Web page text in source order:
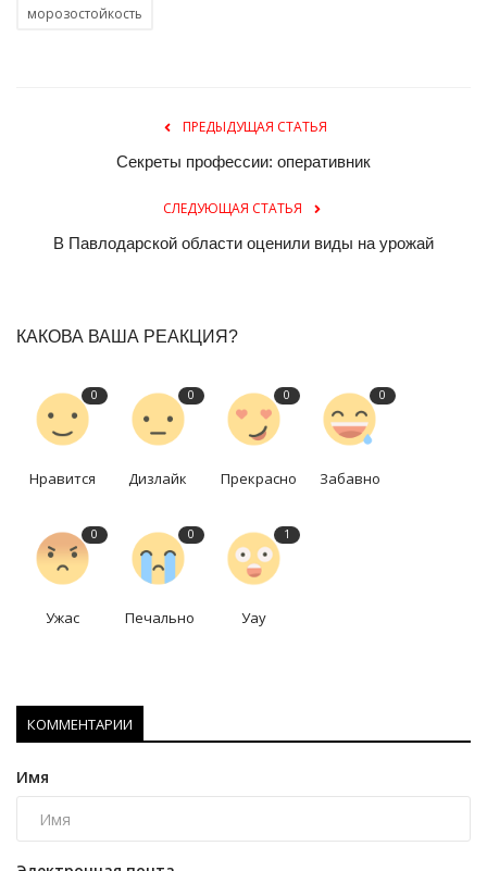
морозостойкость
ПРЕДЫДУЩАЯ СТАТЬЯ
Секреты профессии: оперативник
СЛЕДУЮЩАЯ СТАТЬЯ
В Павлодарской области оценили виды на урожай
КАКОВА ВАША РЕАКЦИЯ?
0
Нравится
0
Дизлайк
0
Прекрасно
0
Забавно
0
Ужас
0
Печально
1
Уау
КОММЕНТАРИИ
Имя